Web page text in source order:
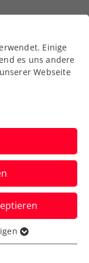
in
Tiebreak
Einige
es uns andere
Webseite